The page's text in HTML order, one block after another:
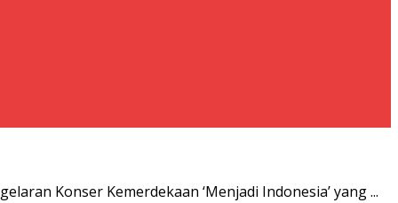
Konser Kemerdekaan ‘Menjadi Indonesia’ yang ...